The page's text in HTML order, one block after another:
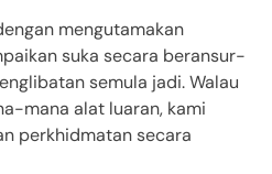
mengutamakan
suka secara beransur-
semula jadi. Walau
mana alat luaran, kami
perkhidmatan secara